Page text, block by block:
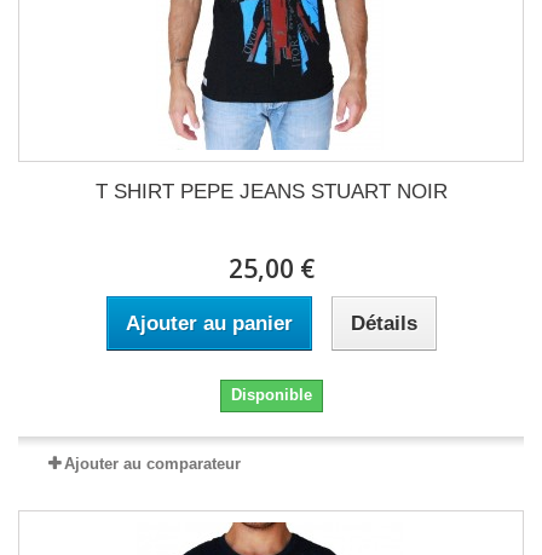
T SHIRT PEPE JEANS STUART NOIR
25,00 €
Ajouter au panier Détails
Disponible
Ajouter au comparateur